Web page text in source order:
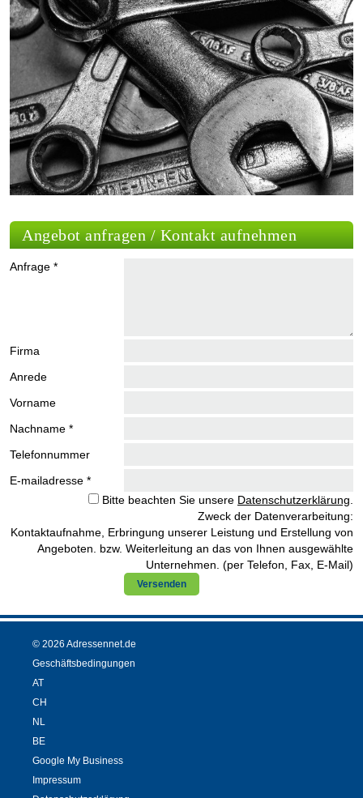
Angebot anfragen / Kontakt aufnehmen
Anfrage *
Firma
Anrede
Vorname
Nachname *
Telefonnummer
E-mailadresse *
Bitte beachten Sie unsere Datenschutzerklärung.
Zweck der Datenverarbeitung:
Kontaktaufnahme, Erbringung unserer Leistung und Erstellung von
Angeboten. bzw. Weiterleitung an das von Ihnen ausgewählte
Unternehmen. (per Telefon, Fax, E-Mail)
Versenden
© 2026 Adressennet.de
Geschäftsbedingungen
AT
CH
NL
BE
Google My Business
Impressum